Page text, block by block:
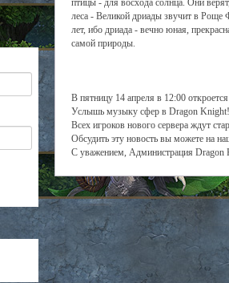
птицы - для восхода солнца. Они
леса - Великой дриады звучит в Роще
лет, ибо дриада - вечно юная,
самой природы.
В пятницу 14 апреля в 12:00
Услышь музыку сфер в Dragon Knight!
Всех игроков нового сервера ждут
Обсудить эту новость вы можете на
С уважением, Администрация Dragon